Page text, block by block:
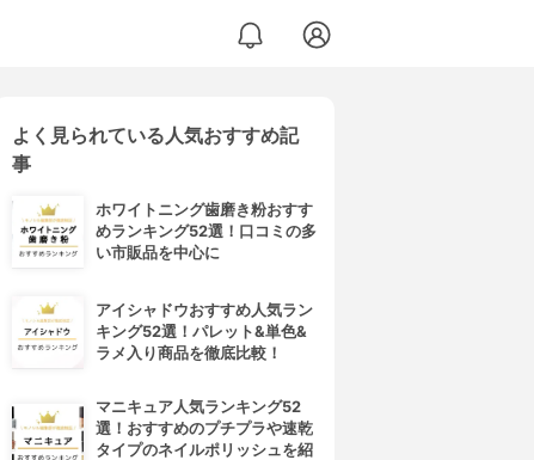
よく見られている人気おすすめ記
事
ホワイトニング歯磨き粉おすす
めランキング52選！口コミの多
い市販品を中心に
アイシャドウおすすめ人気ラン
キング52選！パレット&単色&
ラメ入り商品を徹底比較！
マニキュア人気ランキング52
選！おすすめのプチプラや速乾
タイプのネイルポリッシュを紹